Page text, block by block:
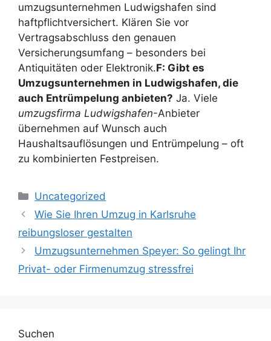
umzugsunternehmen Ludwigshafen sind
haftpflichtversichert. Klären Sie vor
Vertragsabschluss den genauen
Versicherungsumfang – besonders bei
Antiquitäten oder Elektronik.F: Gibt es
Umzugsunternehmen in Ludwigshafen, die
auch Entrümpelung anbieten? Ja. Viele
umzugsfirma Ludwigshafen-Anbieter
übernehmen auf Wunsch auch
Haushaltsauflösungen und Entrümpelung – oft
zu kombinierten Festpreisen.
Kategorien
Uncategorized
Wie Sie Ihren Umzug in Karlsruhe
reibungsloser gestalten
Umzugsunternehmen Speyer: So gelingt Ihr
Privat- oder Firmenumzug stressfrei
Suchen